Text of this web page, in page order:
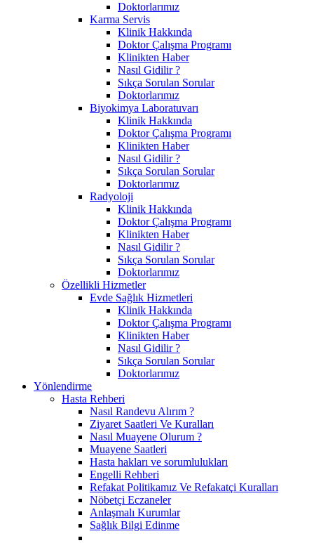
Doktorlarımız
Karma Servis
Klinik Hakkında
Doktor Çalışma Programı
Klinikten Haber
Nasıl Gidilir ?
Sıkça Sorulan Sorular
Doktorlarımız
Biyokimya Laboratuvarı
Klinik Hakkında
Doktor Çalışma Programı
Klinikten Haber
Nasıl Gidilir ?
Sıkça Sorulan Sorular
Doktorlarımız
Radyoloji
Klinik Hakkında
Doktor Çalışma Programı
Klinikten Haber
Nasıl Gidilir ?
Sıkça Sorulan Sorular
Doktorlarımız
Özellikli Hizmetler
Evde Sağlık Hizmetleri
Klinik Hakkında
Doktor Çalışma Programı
Klinikten Haber
Nasıl Gidilir ?
Sıkça Sorulan Sorular
Doktorlarımız
Yönlendirme
Hasta Rehberi
Nasıl Randevu Alırım ?
Ziyaret Saatleri Ve Kuralları
Nasıl Muayene Olurum ?
Muayene Saatleri
Hasta hakları ve sorumlulukları
Engelli Rehberi
Refakat Politikamız Ve Refakatçi Kuralları
Nöbetçi Eczaneler
Anlaşmalı Kurumlar
Sağlık Bilgi Edinme